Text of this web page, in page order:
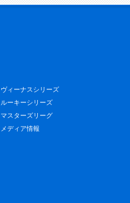
ヴィーナスシリーズ
ルーキーシリーズ
マスターズリーグ
メディア情報